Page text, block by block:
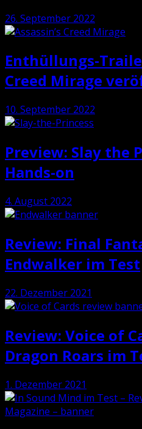
26. September 2022
Enthüllungs-
Creed Mirage
10. September 2022
Preview: Slay the
Hands-on
4. August 2022
Review: Final
Endwalker im Test
22. Dezember 2021
Review: Voice of
Dragon Roars im
1. Dezember 2021